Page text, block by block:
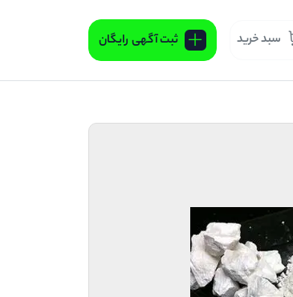
سبد خرید ثبت آگهی رایگان